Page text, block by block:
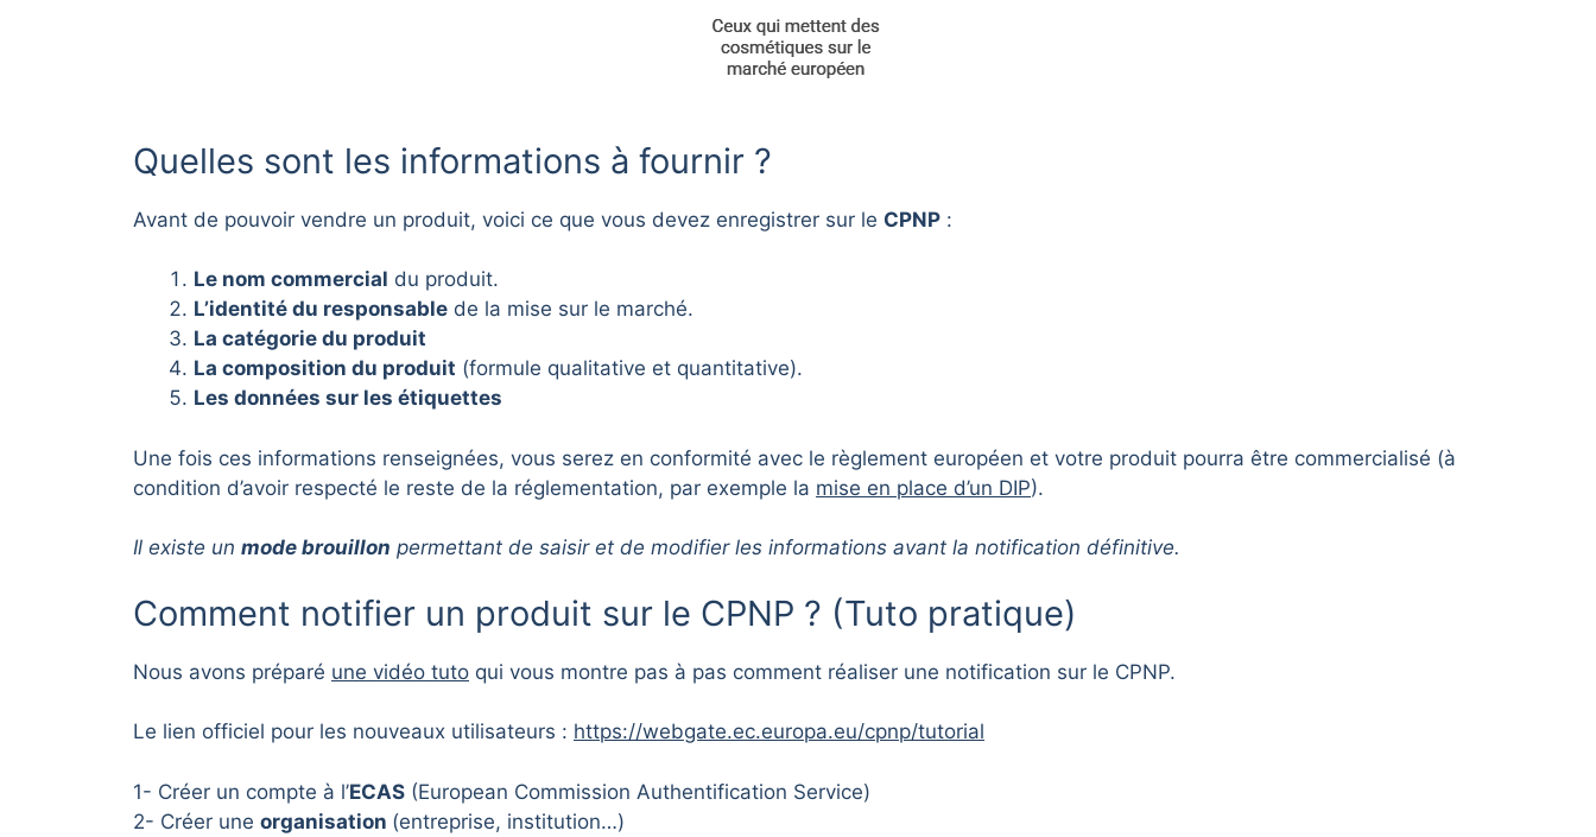
Quelles sont les informations à fournir ?
Avant de pouvoir vendre un produit, voici ce que vous devez enregistrer sur le CPNP :
Le nom commercial du produit.
L’identité du responsable de la mise sur le marché.
La catégorie du produit
La composition du produit (formule qualitative et quantitative).
Les données sur les étiquettes
Une fois ces informations renseignées, vous serez en conformité avec le règlement européen et votre produit pourra être commercialisé (à
condition d’avoir respecté le reste de la réglementation, par exemple la mise en place d’un DIP).
Il existe un mode brouillon permettant de saisir et de modifier les informations avant la notification définitive.
Comment notifier un produit sur le CPNP ? (Tuto pratique)
Nous avons préparé une vidéo tuto qui vous montre pas à pas comment réaliser une notification sur le CPNP.
Le lien officiel pour les nouveaux utilisateurs : https://webgate.ec.europa.eu/cpnp/tutorial
1- Créer un compte à l’ECAS (European Commission Authentification Service)
2- Créer une organisation (entreprise, institution…)